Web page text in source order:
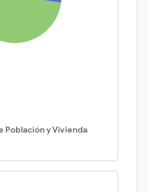
Población y Vivienda